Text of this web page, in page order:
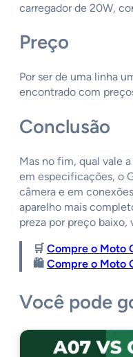
carregador de 20W,
Preço
Por ser de uma linha
encontrado com
Conclusão
Mas no fim, qual vale
em especificações, o
câmera e em
aparelho mais
preza por preço baixo,
🛒 Compre o Moto
🛍️ Compre o Moto
Você pode